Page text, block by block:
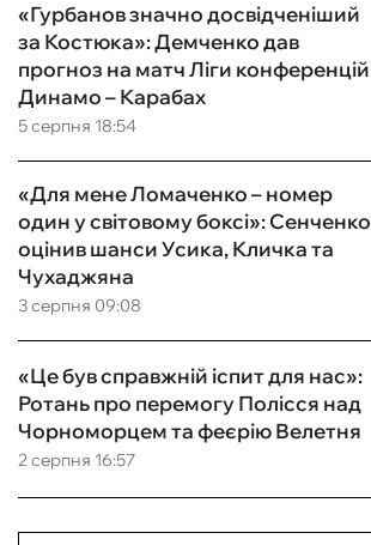
5 серпня 18:54
«Гурбанов значно досвідченіший
за Костюка»: Демченко дав
прогноз на матч Ліги конференцій
Динамо – Карабах
3 серпня 09:08
«Для мене Ломаченко – номер
один у світовому боксі»: Сенченко
оцінив шанси Усика, Кличка та
Чухаджяна
2 серпня 16:57
«Це був справжній іспит для нас»:
Ротань про перемогу Полісся над
Чорноморцем та феєрію Велетня